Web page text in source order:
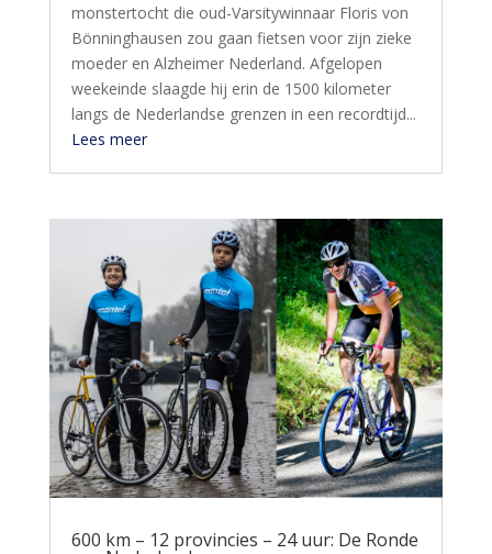
monstertocht die oud-Varsitywinnaar Floris von
Bönninghausen zou gaan fietsen voor zijn zieke
moeder en Alzheimer Nederland. Afgelopen
weekeinde slaagde hij erin de 1500 kilometer
langs de Nederlandse grenzen in een recordtijd...
Lees meer
600 km – 12 provincies – 24 uur: De Ronde